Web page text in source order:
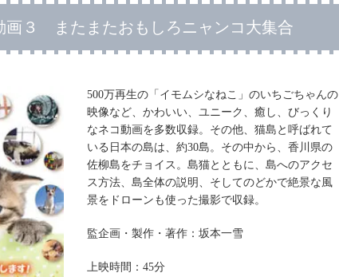
画３ またまたおもしろニャンコ大集合
500万再生の「イモムシなねこ」のいちごちゃんの
映像など、かわいい、ユニーク、癒し、びっくり
なネコ動画を多数収録。その他、猫島と呼ばれて
いる日本の島は、約30島。その中から、香川県の
佐柳島をチョイス。島猫とともに、島へのアクセ
ス方法、島全体の説明、そしてのどかで絶景な風
景をドローンも使った撮影で収録。
監企画・製作・著作：坂本一雪
上映時間：45分